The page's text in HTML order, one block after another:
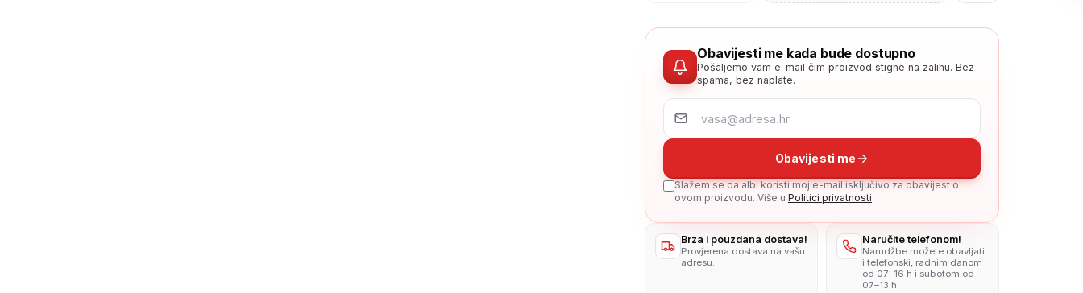
Obavijesti me kada bude dostupno
Pošaljemo vam e-mail čim proizvod stigne na zalihu. Bez
spama, bez naplate.
Obavijesti me
Slažem se da albi koristi moj e-mail isključivo za obavijest o
ovom proizvodu. Više u Politici privatnosti.
Brza i pouzdana dostava!
Provjerena dostava na vašu
adresu.
Naručite telefonom!
Narudžbe možete obavljati
i telefonski, radnim danom
od 07–16 h i subotom od
07–13 h.